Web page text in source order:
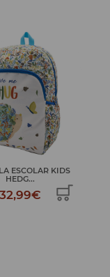
CUERDAS KIDS
HEDG...
9,99€